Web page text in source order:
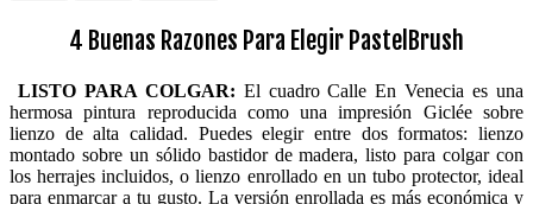
4 Buenas Razones Para Elegir PastelBrush
LISTO PARA COLGAR: El cuadro Calle En Venecia es una
hermosa pintura reproducida como una impresión Giclée sobre
lienzo de alta calidad. Puedes elegir entre dos formatos: lienzo
montado sobre un sólido bastidor de madera, listo para colgar con
los herrajes incluidos, o lienzo enrollado en un tubo protector, ideal
para enmarcar a tu gusto. La versión enrollada es más económica y